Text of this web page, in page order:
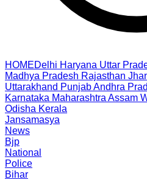
HOMEDelhi Haryana Uttar
Madhya Pradesh Rajasthan
Uttarakhand PunjabAndhra
Karnataka Maharashtra Assam
Odisha Kerala
Jansamasya
News
Bjp
National
Police
Bihar